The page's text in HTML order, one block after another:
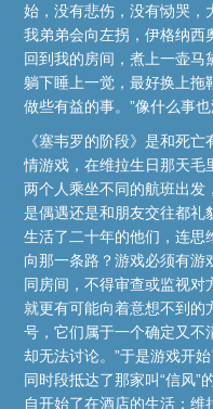
始，没有悲伤，没有恸哭，
我弟弟会向左拐，伊格纳西
回到我的房间，煮上一壶
躺下睡上一觉，最好换上拖
做些有益的事。”像什么事也
《塞韦罗的阶段》是和死
情游戏，在维拉生日那天毛
两个人乘坐不同的航班出发
是偶遇还是和朋友交往都礼
生活了二十年的他们，连思
向那一条路？游戏必须有游
同房间，不得审查或监视
就更有可能向着意想不到的
号，它们属于一个确定又不
却无法讨论。”于是游戏开
同时段抵达了那家叫“信风”
自开始了在酒店的生活：